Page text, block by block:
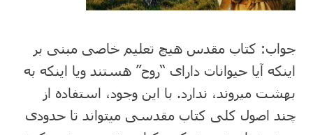
جواب: کتاب مقدس هیچ تعلیم خاصی مبنی بر
اینکه آیا حیوانات دارای “روح” هستند ویا اینکه به
بهشت می⁯روند، ندارد. با این وجود، استفاده از
چند اصول کلی کتاب مقدسی می⁯تواند تا حدودی